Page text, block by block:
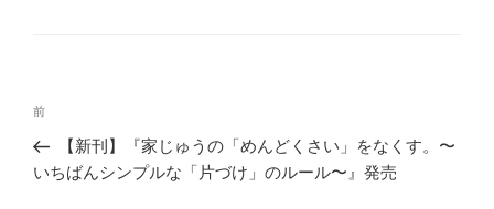
ナ
前
の
投
前
【新刊】『家じゅうの「めんどくさい」をなくす。〜
いちばんシンプルな「片づけ」のルール〜』発売